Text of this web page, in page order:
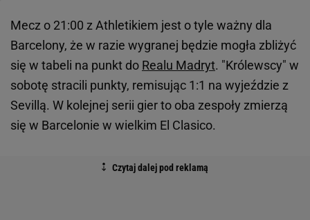
Mecz o 21:00 z Athletikiem jest o tyle ważny dla
Barcelony, że w razie wygranej będzie mogła zbliżyć
się w tabeli na punkt do Realu Madryt. "Królewscy" w
sobotę stracili punkty, remisując 1:1 na wyjeździe z
Sevillą. W kolejnej serii gier to oba zespoły zmierzą
się w Barcelonie w wielkim El Clasico.